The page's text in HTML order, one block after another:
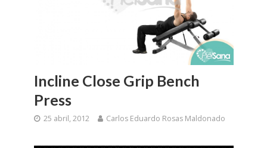
Incline Close Grip Bench
Press
25 abril, 2012 Carlos Eduardo Rosas Maldonado